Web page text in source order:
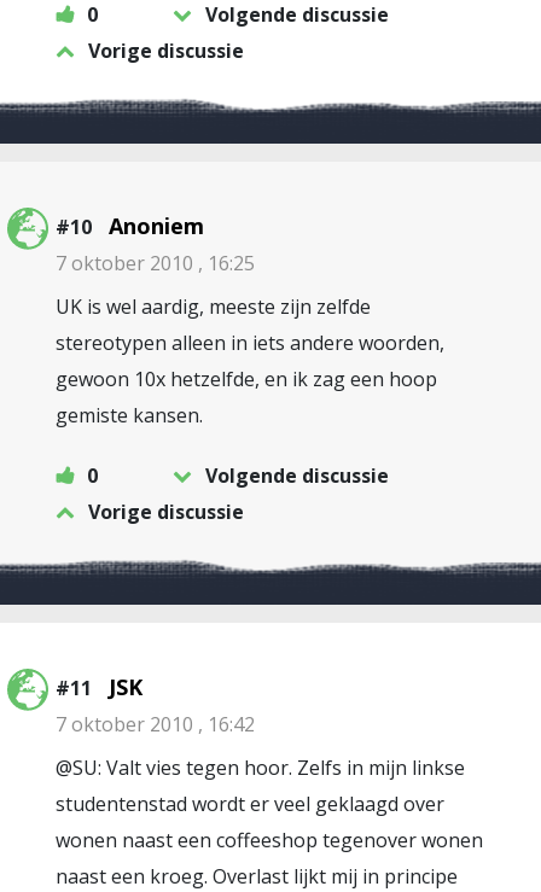
0
Volgende discussie
Vorige discussie
#10 Anoniem
7 oktober 2010 , 16:25
UK is wel aardig, meeste zijn zelfde
stereotypen alleen in iets andere woorden,
gewoon 10x hetzelfde, en ik zag een hoop
gemiste kansen.
0
Volgende discussie
Vorige discussie
#11 JSK
7 oktober 2010 , 16:42
@SU: Valt vies tegen hoor. Zelfs in mijn linkse
studentenstad wordt er veel geklaagd over
wonen naast een coffeeshop tegenover wonen
naast een kroeg. Overlast lijkt mij in principe